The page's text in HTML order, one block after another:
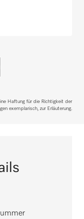
Haftung für die Richtigkeit der
exemplarisch, zur Erläuterung.